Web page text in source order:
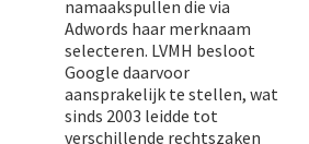
namaakspullen die via
Adwords haar merknaam
selecteren. LVMH besloot
Google daarvoor
aansprakelijk te stellen, wat
sinds 2003 leidde tot
verschillende rechtszaken